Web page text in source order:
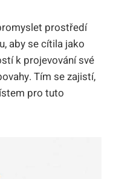
prostředí
aby se cítila jako
k projevování své
Tím se zajistí,
pro tuto